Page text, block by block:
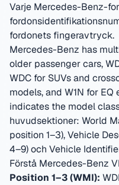
Varje Mercedes-Benz-
fordonets fingeravtryck.
Mercedes-Benz has
older passenger cars,
WDC for SUVs and
models, and W1N for
indicates the model class
huvudsektioner: World
position 1–3), Vehicle
4–9) och Vehicle
Förstå Mercedes-Benz
Position 1–3 (WMI):